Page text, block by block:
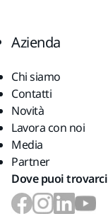
Azienda
Chi siamo
Contatti
Novità
Lavora con noi
Media
Partner
Dove puoi trovarci